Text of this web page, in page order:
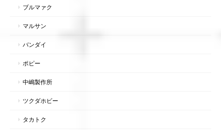
ブルマァク
マルサン
バンダイ
ポピー
中嶋製作所
ツクダホビー
タカトク